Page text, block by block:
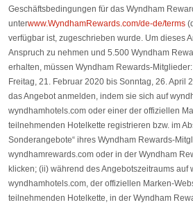
Geschäftsbedingungen für das Wyndham
unterwww.WyndhamRewards.com/de-de/terms
verfügbar ist, zugeschrieben wurde. Um dieses
Anspruch zu nehmen und 5.500 Wyndham
erhalten, müssen Wyndham Rewards-
Freitag, 21. Februar 2020 bis Sonntag, 26. April
das Angebot anmelden, indem sie sich auf
wyndhamhotels.com oder einer der offiziellen
teilnehmenden Hotelkette registrieren bzw. im
Sonderangebote“ ihres Wyndham Rewards-
wyndhamrewards.com oder in der Wyndham
klicken; (ii) während des Angebotszeitraums auf
wyndhamhotels.com, der offiziellen Marken-
teilnehmenden Hotelkette, in der Wyndham